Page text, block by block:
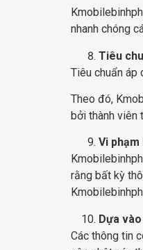
nhanh chóng
Tiêu
Tiêu chuẩn áp
Theo đó,
bởi thành viên
Vi phạm
rằng bất kỳ
Dựa
Các thông tin